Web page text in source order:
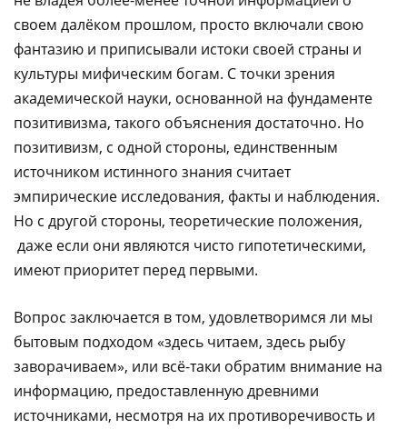
своем далёком прошлом, просто включали свою
фантазию и приписывали истоки своей страны и
культуры мифическим богам. С точки зрения
академической науки, основанной на фундаменте
позитивизма, такого объяснения достаточно. Но
позитивизм, с одной стороны, единственным
источником истинного знания считает
эмпирические исследования, факты и наблюдения.
Но с другой стороны, теоретические положения,
даже если они являются чисто гипотетическими,
имеют приоритет перед первыми.
Вопрос заключается в том, удовлетворимся ли мы
бытовым подходом «здесь читаем, здесь рыбу
заворачиваем», или всё-таки обратим внимание на
информацию, предоставленную древними
источниками, несмотря на их противоречивость и